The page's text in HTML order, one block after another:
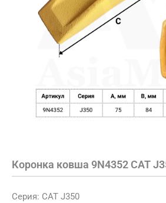
Коронка ковша 9N4352 CAT
Серия: CAT J350